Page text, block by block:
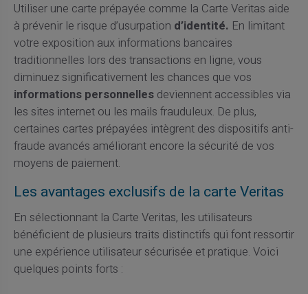
Utiliser une carte prépayée comme la Carte Veritas aide
à prévenir le risque d’usurpation d’identité. En limitant
votre exposition aux informations bancaires
traditionnelles lors des transactions en ligne, vous
diminuez significativement les chances que vos
informations personnellesdeviennent accessibles via
les sites internet ou les mails frauduleux. De plus,
certaines cartes prépayées intègrent des dispositifs anti-
fraude avancés améliorant encore la sécurité de vos
moyens de paiement.
Les avantages exclusifs de la carte Veritas
En sélectionnant la Carte Veritas, les utilisateurs
bénéficient de plusieurs traits distinctifs qui font ressortir
une expérience utilisateur sécurisée et pratique. Voici
quelques points forts :